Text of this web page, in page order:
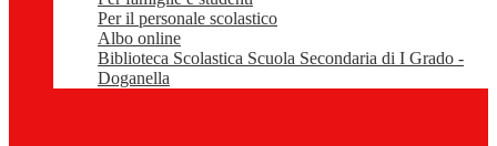
Per il personale scolastico
Albo online
Biblioteca Scolastica Scuola Secondaria di I Grado -
Doganella